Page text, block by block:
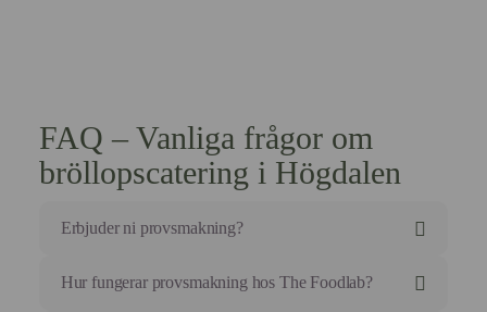
FAQ – Vanliga frågor om
bröllopscatering i Högdalen
Erbjuder ni provsmakning?
Självklart. Vid bokning av bröllopscatering bokar vi in
Hur fungerar provsmakning hos The Foodlab?